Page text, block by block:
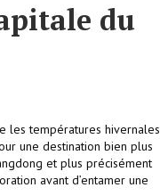
du
les températures hivernales
une destination bien plus
et plus précisément
avant d’entamer une